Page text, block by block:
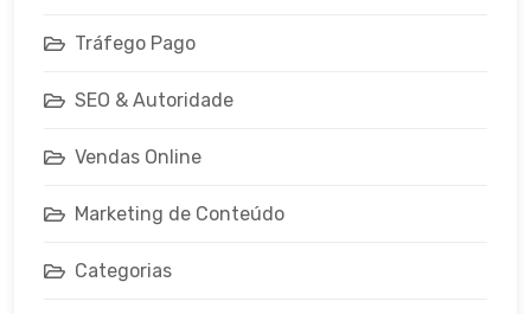
Tráfego Pago
SEO & Autoridade
Vendas Online
Marketing de Conteúdo
Categorias